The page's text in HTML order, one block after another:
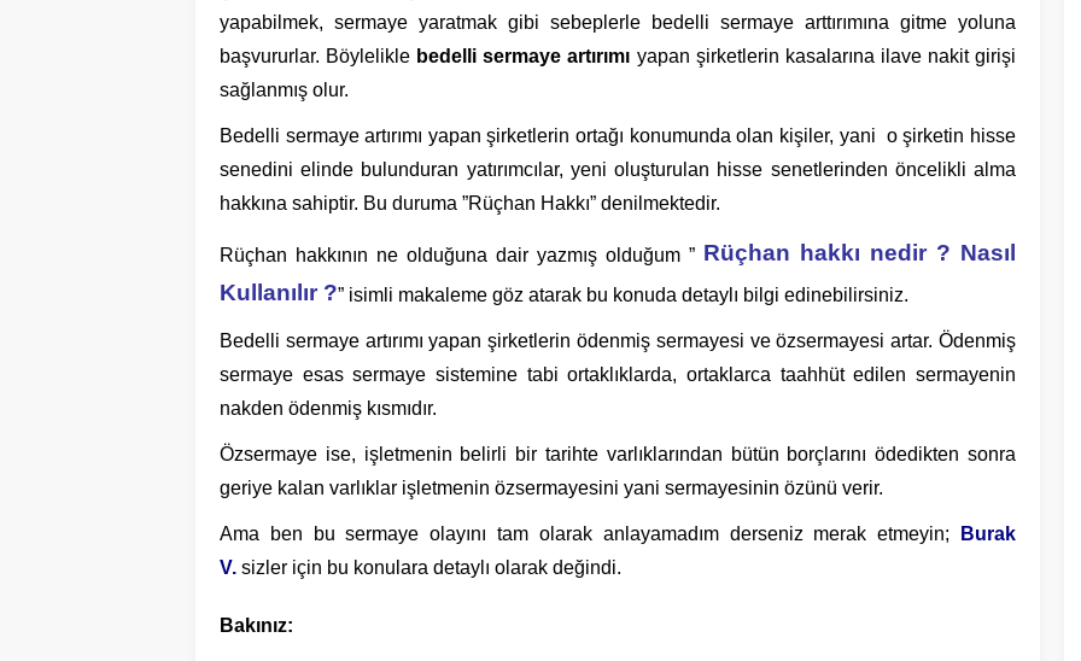
yapabilmek, sermaye yaratmak gibi sebeplerle bedelli sermaye arttırımına gitme yoluna
başvururlar. Böylelikle bedelli sermaye artırımı yapan şirketlerin kasalarına ilave nakit girişi
sağlanmış olur.
Bedelli sermaye artırımı yapan şirketlerin ortağı konumunda olan kişiler, yani o şirketin hisse
senedini elinde bulunduran yatırımcılar, yeni oluşturulan hisse senetlerinden öncelikli alma
hakkına sahiptir. Bu duruma ”Rüçhan Hakkı” denilmektedir.
Rüçhan hakkının ne olduğuna dair yazmış olduğum ” Rüçhan hakkı nedir ? Nasıl
Kullanılır ?” isimli makaleme göz atarak bu konuda detaylı bilgi edinebilirsiniz.
Bedelli sermaye artırımı yapan şirketlerin ödenmiş sermayesi ve özsermayesi artar. Ödenmiş
sermaye esas sermaye sistemine tabi ortaklıklarda, ortaklarca taahhüt edilen sermayenin
nakden ödenmiş kısmıdır.
Özsermaye ise, işletmenin belirli bir tarihte varlıklarından bütün borçlarını ödedikten sonra
geriye kalan varlıklar işletmenin özsermayesini yani sermayesinin özünü verir.
Ama ben bu sermaye olayını tam olarak anlayamadım derseniz merak etmeyin;
Burak
V. sizler için bu konulara detaylı olarak değindi.
Bakınız: